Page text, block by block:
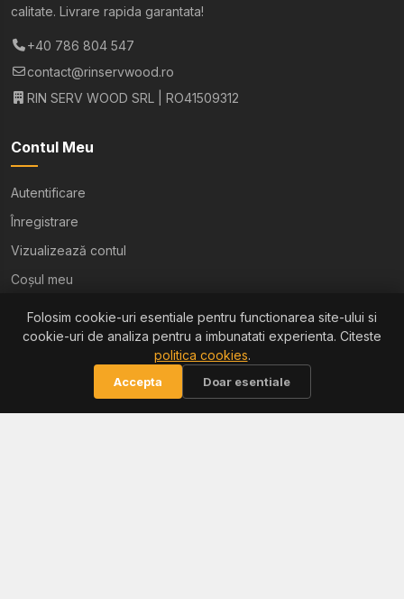
calitate. Livrare rapida garantata!
+40 786 804 547
contact@rinservwood.ro
RIN SERV WOOD SRL | RO41509312
Contul Meu
Autentificare
Înregistrare
Vizualizează contul
Coșul meu
Ajutor
Termeni și condiții
Politica de confidențialitate
Folosim cookie-uri esentiale pentru functionarea site-ului si
cookie-uri de analiza pentru a imbunatati experienta. Citeste
politica cookies.
Accepta Doar esentiale